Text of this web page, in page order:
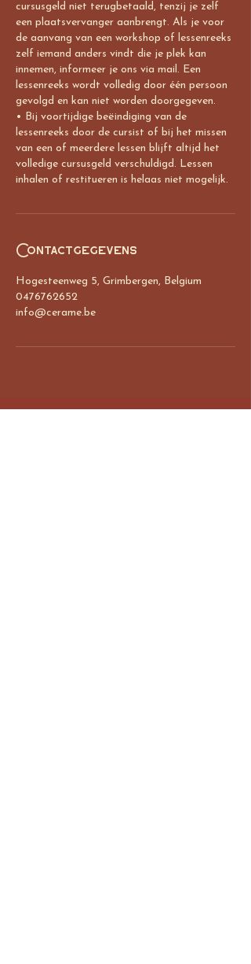
cursusgeld niet terugbetaald, tenzij je zelf
een plaatsvervanger aanbrengt. Als je voor
de aanvang van een workshop of lessenreeks
zelf iemand anders vindt die je plek kan
innemen, informeer je ons via mail. Een
lessenreeks wordt volledig door één persoon
gevolgd en kan niet worden doorgegeven.
• Bij voortijdige beëindiging van de
lessenreeks door de cursist of bij het missen
van een of meerdere lessen blijft altijd het
volledige cursusgeld verschuldigd. Lessen
inhalen of restitueren is helaas niet mogelijk.
Contactgegevens
Hogesteenweg 5, Grimbergen, Belgium
0476762652
info@cerame.be